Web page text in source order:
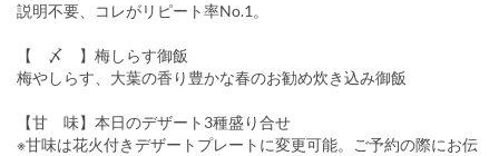
説明不要、コレがリピート率No.1。
【 〆 】梅しらす御飯
梅やしらす、大葉の香り豊かな春のお勧め炊き込み御飯
【甘 味】本日のデザート3種盛り合せ
※甘味は花火付きデザートプレートに変更可能。ご予約の際にお伝